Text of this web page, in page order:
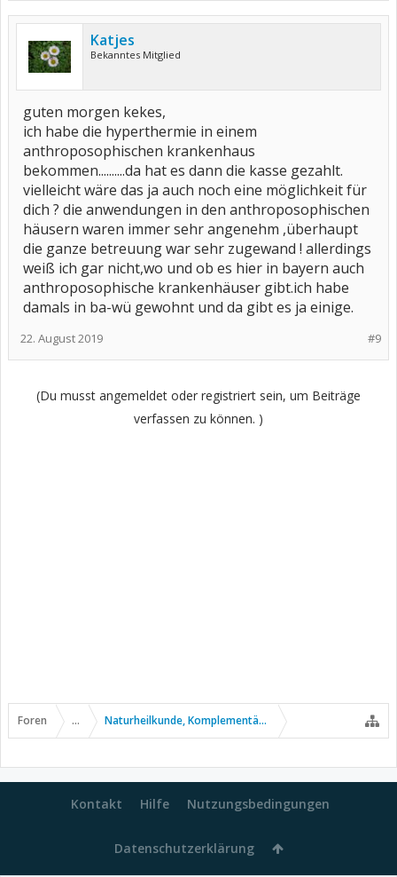
Katjes
Bekanntes Mitglied
guten morgen kekes,
ich habe die hyperthermie in einem
anthroposophischen krankenhaus
bekommen..........da hat es dann die kasse gezahlt.
vielleicht wäre das ja auch noch eine möglichkeit für
dich ? die anwendungen in den anthroposophischen
häusern waren immer sehr angenehm ,überhaupt
die ganze betreuung war sehr zugewand ! allerdings
weiß ich gar nicht,wo und ob es hier in bayern auch
anthroposophische krankenhäuser gibt.ich habe
damals in ba-wü gewohnt und da gibt es ja einige.
#9
22. August 2019
(Du musst angemeldet oder registriert sein, um Beiträge
verfassen zu können. )
Foren ... Naturheilkunde, Komplementär- u. Alternativmedizin
Kontakt Hilfe Nutzungsbedingungen
Datenschutzerklärung